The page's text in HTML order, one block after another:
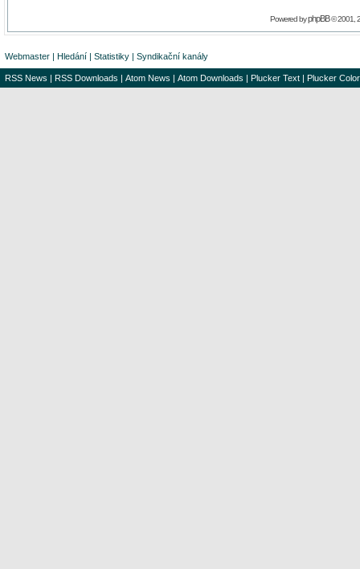
Powered byphpBB© 2001,
Webmaster | Hledání | Statistiky | Syndikační kanály
RSS News | RSS Downloads | Atom News | Atom Downloads | Plucker Text | Plucker Color